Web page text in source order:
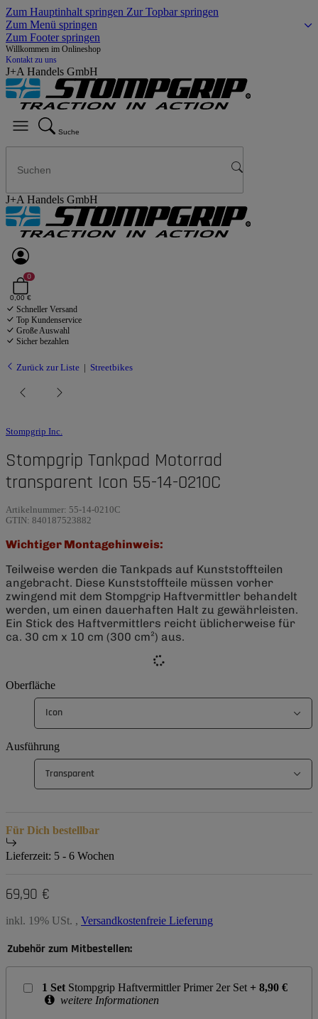
Zum Hauptinhalt springen Zur Topbar springen
Zum Menü springen
Zum Footer springen
Willkommen im Onlineshop
Kontakt zu uns
J+A Handels GmbH
Suche
J+A Handels GmbH
0
0,00 €
Schneller Versand
Top Kundenservice
Große Auswahl
Sicher bezahlen
Zurück zur Liste Streetbikes
Stompgrip Inc.
Stompgrip Tankpad Motorrad
transparent Icon 55-14-0210C
Artikelnummer: 55-14-0210C
GTIN: 840187523882
Wichtiger Montagehinweis:
Teilweise werden die Tankpads auf Kunststoffteilen
angebracht. Diese Kunststoffteile müssen vorher
zwingend mit dem Stompgrip Haftvermittler behandelt
werden, um einen dauerhaften Halt zu gewährleisten.
Ein Stick des Haftvermittlers reicht üblicherweise für
ca. 30 cm x 10 cm (300 cm²) aus.
Oberfläche
Icon
Ausführung
Transparent
Für Dich bestellbar
Lieferzeit: 5 - 6 Wochen
69,90 €
inkl. 19% USt. , Versandkostenfreie Lieferung
Zubehör zum Mitbestellen:
1 Set Stompgrip Haftvermittler Primer 2er Set + 8,90 €
weitere Informationen